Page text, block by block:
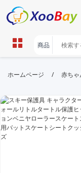
ベビーカー |
ベビーカー,育児,
XOOBAY
人気ベビーカー徹底比
ホームページ / 赤ちゃ